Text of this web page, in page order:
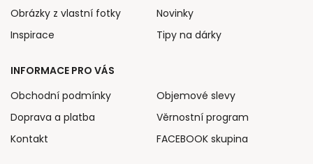
Obrázky z vlastní fotky
Inspirace
Novinky
Tipy na dárky
INFORMACE PRO VÁS
Obchodní podmínky
Doprava a platba
Kontakt
Objemové slevy
Věrnostní program
FACEBOOK skupina